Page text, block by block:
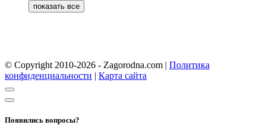
© Copyright 2010-2026 - Zagorodna.com | Политика
конфиденциальности | Карта сайта
Появились вопросы?